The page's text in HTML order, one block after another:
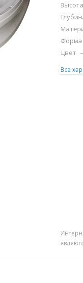
Форма
Цвет
Все